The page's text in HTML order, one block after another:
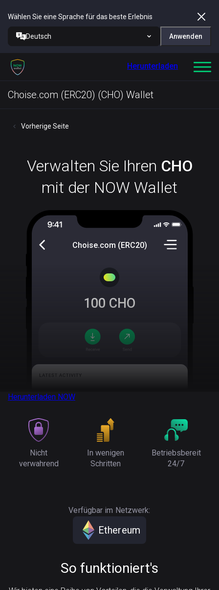
Wählen Sie eine Sprache für das beste Erlebnis
Deutsch Anwenden
Herunterladen
Choise.com (ERC20) (CHO) Wallet
Vorherige Seite
Verwalten Sie Ihren CHO
mit der NOW Wallet
Choise.com (ERC20)
100 CHO
Herunterladen NOW
Nicht
verwahrend
In wenigen
Schritten
Betriebsbereit
24/7
Verfügbar im Netzwerk:
Ethereum
So funktioniert's